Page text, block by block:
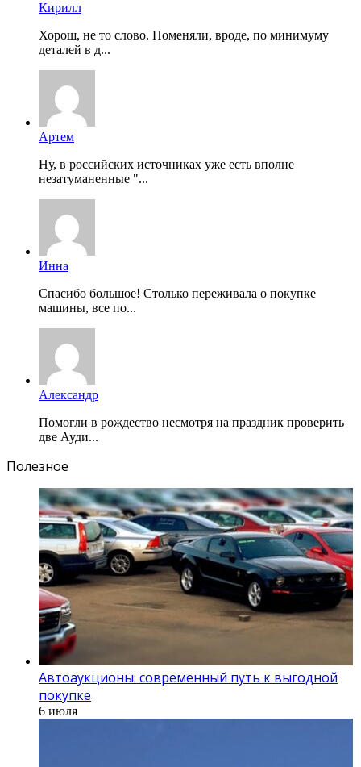
Кирилл
Хорош, не то слово. Поменяли, вроде, по минимуму
деталей в д...
Артем
Ну, в российских источниках уже есть вполне
незатуманенные "...
Инна
Спасибо большое! Столько переживала о покупке
машины, все по...
Александр
Помогли в рождество несмотря на праздник проверить
две Ауди...
Полезное
Автоаукционы: современный путь к выгодной
покупке
6 июля